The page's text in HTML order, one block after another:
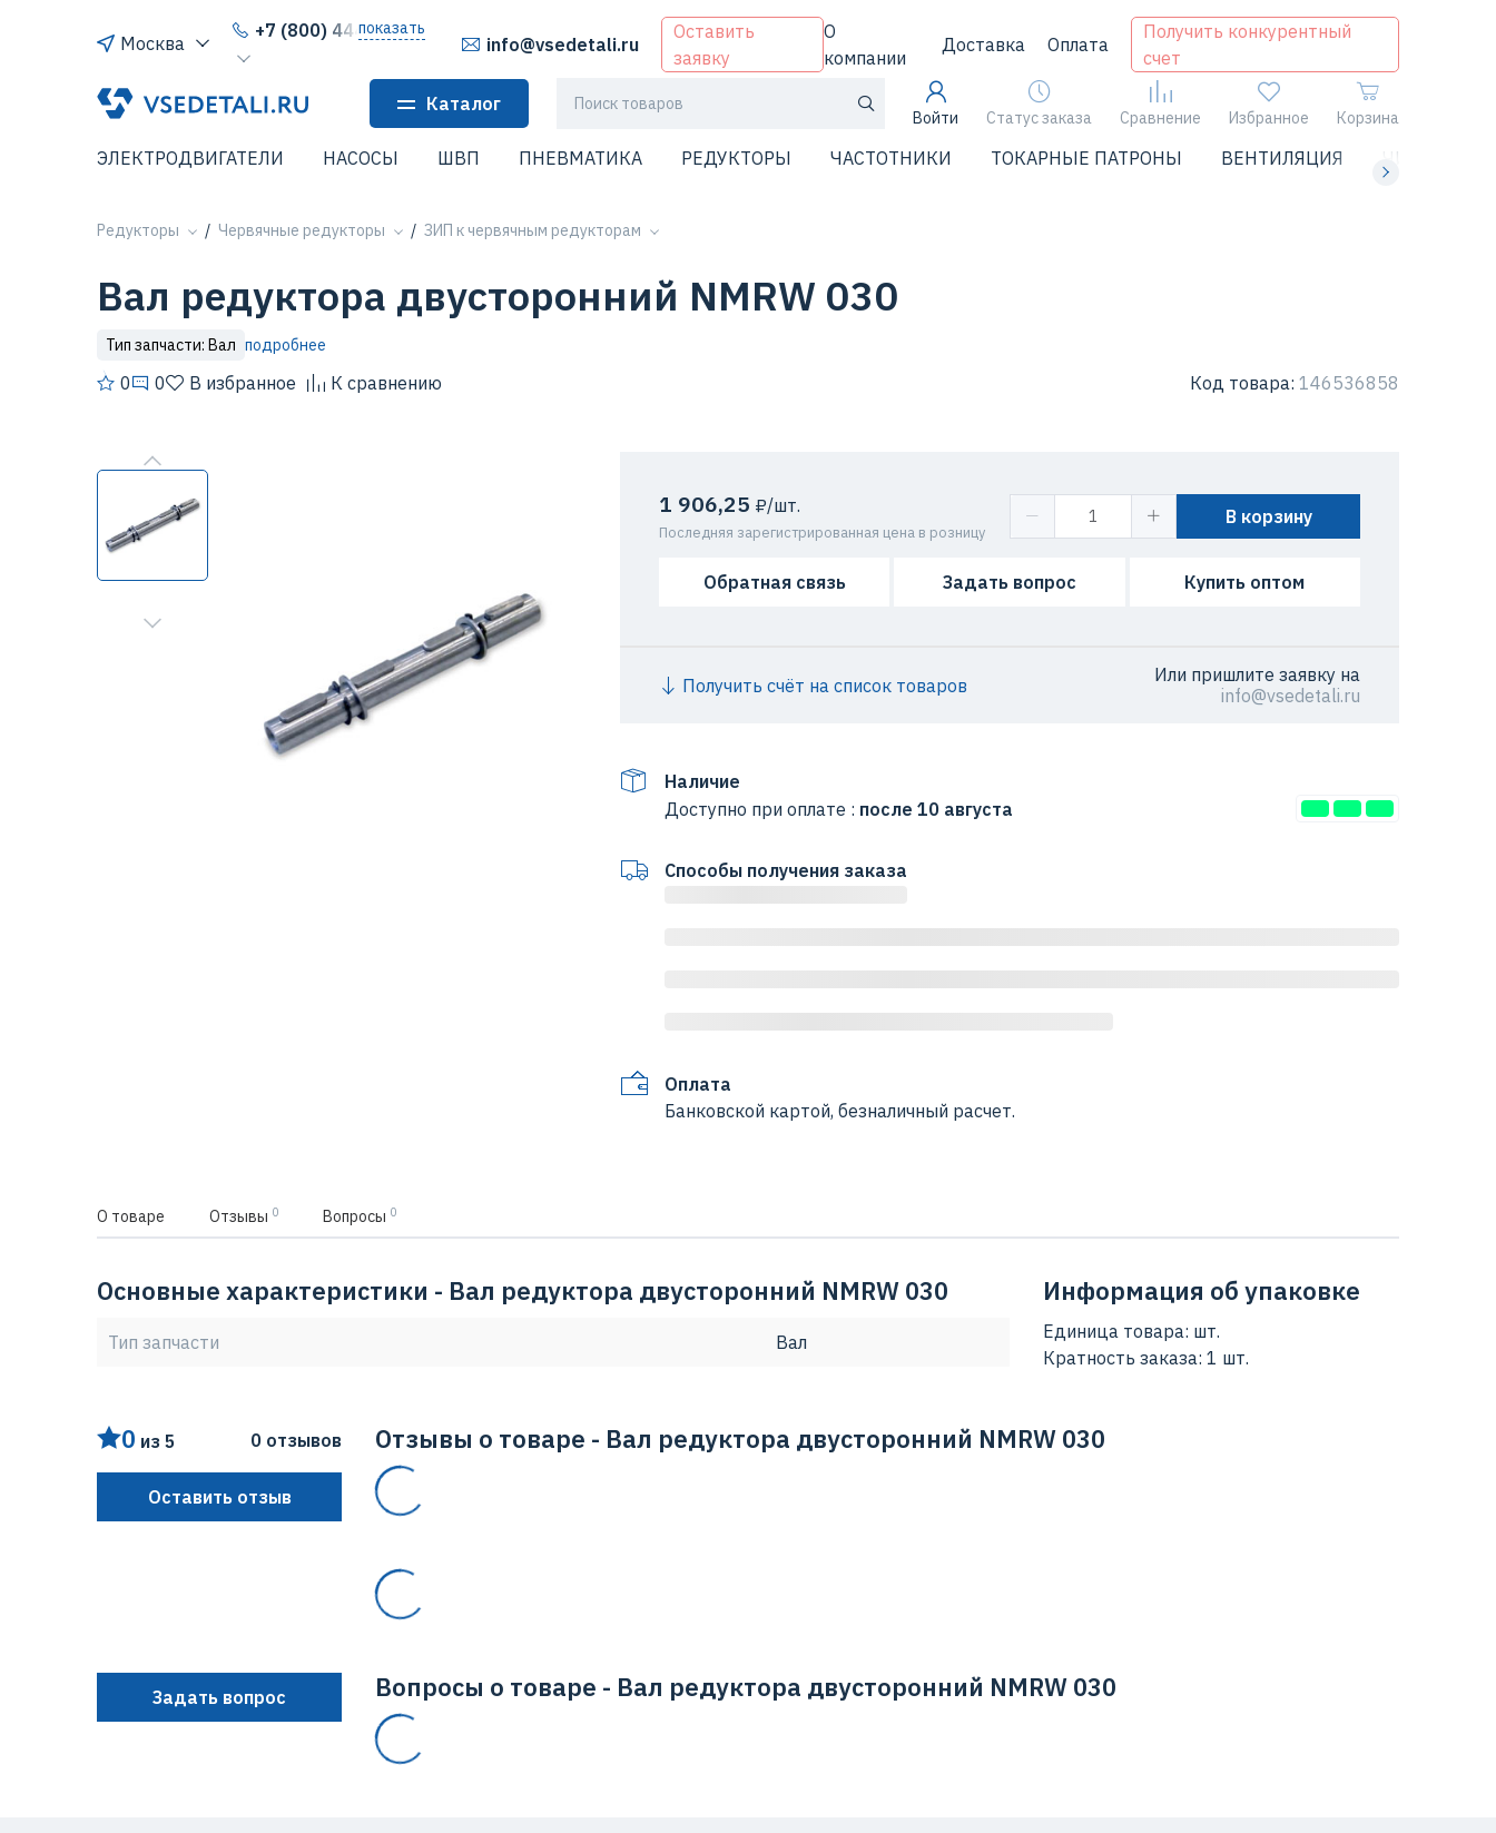
Москва
+7 (800) 444-64-80
показать
info@vsedetali.ru
Оставить
заявку
О
компании
Доставка Оплата
Получить конкурентный
счет
Каталог
Войти Статус заказа Сравнение Избранное Корзина
ЭЛЕКТРОДВИГАТЕЛИ НАСОСЫ ШВП ПНЕВМАТИКА РЕДУКТОРЫ ЧАСТОТНИКИ ТОКАРНЫЕ ПАТРОНЫ ВЕНТИЛЯЦИЯ ЧИЛЛЕРЫ
Редукторы Червячные редукторы ЗИП к червячным редукторам
Вал редуктора двусторонний NMRW 030
Тип запчасти: Вал подробнее
0 0 В избранное К сравнению Код товара: 146536858
1 906,25 ₽/шт.
Последняя зарегистрированная цена в розницу
В корзину
Обратная связь Задать вопрос Купить оптом
Получить счёт на список товаров
Или пришлите заявку на
info@vsedetali.ru
Наличие
Доступно при оплате : после 10 августа
Способы получения заказа
Оплата
Банковской картой, безналичный расчет.
О товаре Отзывы 0 Вопросы 0
Основные характеристики - Вал редуктора двусторонний NMRW 030
Тип запчасти Вал
Информация об упаковке
Единица товара: шт.
Кратность заказа: 1 шт.
0 из 5 0 отзывов
Оставить отзыв
Отзывы о товаре - Вал редуктора двусторонний NMRW 030
Задать вопрос Вопросы о товаре - Вал редуктора двусторонний NMRW 030